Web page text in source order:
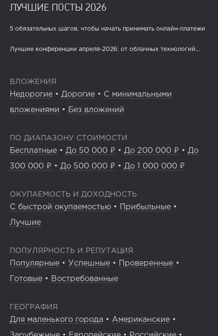
ЛУЧШИЕ ПОСТЫ 2026
5 обязательных шагов, чтобы начать принимать онлайн-платежи
Лучшие конференции апреля-2026: от облачных технологий...
ВЛОЖЕНИЯ
Недорогие • Дорогие • С минимальными
вложениями • Без вложений
ПО ДИАПАЗОНУ СТОИМОСТИ
Бесплатные • До 50 000 ₽ • До 200 000 ₽ • До
300 000 ₽ • До 500 000 ₽ • До 1 000 000 ₽
ОКУПАЕМОСТЬ И ДОХОДНОСТЬ
С быстрой окупаемостью • Прибыльные •
Лучшие
ПОПУЛЯРНОСТЬ И РЕПУТАЦИЯ
Популярные • Успешные • Проверенные •
Готовые • Востребованные
ГЕОГРАФИЯ
Для маленького города • Американские •